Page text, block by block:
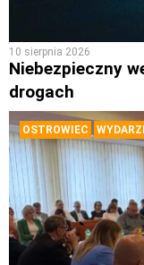
10 sierpnia 2026
Niebezpieczny
drogach
OSTROWIEC